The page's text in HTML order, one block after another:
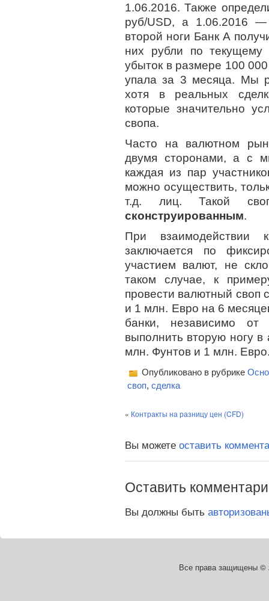
1.06.2016. Также
руб/USD, а 1.06.2016
второй ноги Банк А
них рубли по
убыток в размере 100
упала за 3 месяца. Мы
хотя в реальных
которые значительно
свопа.
Часто на валютном
двумя сторонами, а с
каждая из пар
можно осуществить,
т.д. лиц. Такой
сконструированным.
При взаимодействии
заключается по
участием валют, не
таком случае, к
провести валютный своп
и 1 млн. Евро на 6
банки, независимо от
выполнить вторую ногу
млн. Фунтов и 1 млн.
Опубликовано в рубрике
своп, сделка
« Контракты на разницу цен (CFD)
Вы можете оставить
Оставить
Вы должны быть
Все права защищены ©